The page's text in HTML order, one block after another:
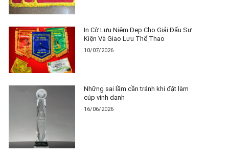
In Cờ Lưu Niệm Đẹp Cho Giải Đấu Sự
Kiện Và Giao Lưu Thể Thao
10/07/2026
Những sai lầm cần tránh khi đặt làm
cúp vinh danh
16/06/2026